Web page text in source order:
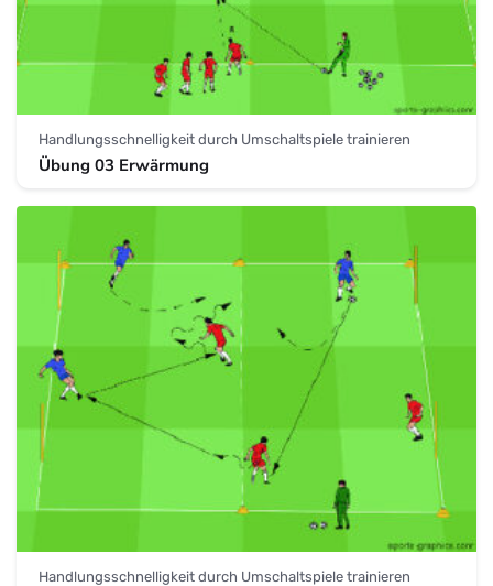
Handlungsschnelligkeit durch Umschaltspiele trainieren
Übung 03 Erwärmung
Handlungsschnelligkeit durch Umschaltspiele trainieren